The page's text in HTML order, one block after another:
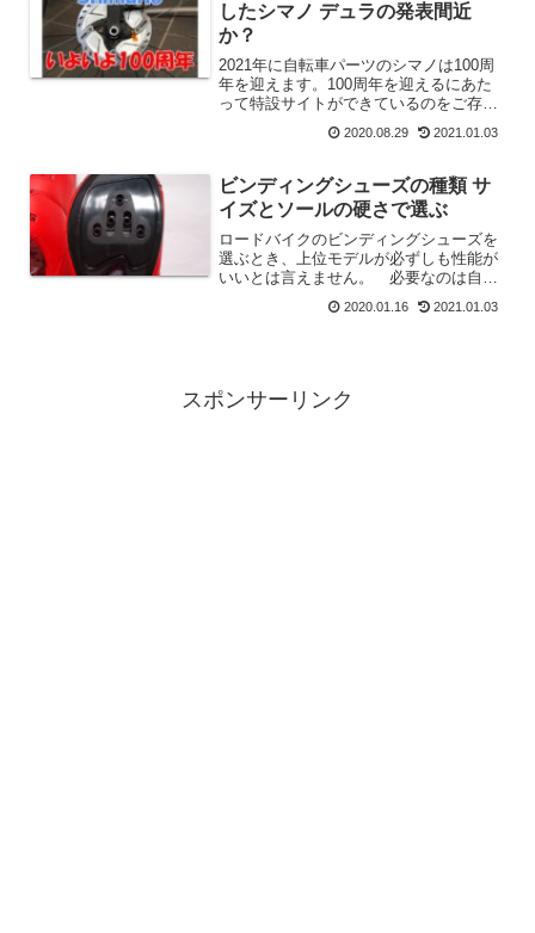
したシマノ デュラの発表間近
か？
2021年に自転車パーツのシマノは100周
年を迎えます。100周年を迎えるにあた
って特設サイトができているのをご存じ
ュラですが、まだその情報は掲載されて
特設サイトをご...
2020.08.29 2021.01.03
ビンディングシューズの種類 サ
イズとソールの硬さで選ぶ
ロードバイクのビンディングシューズを
選ぶとき、上位モデルが必ずしも性能が
いいとは言えません。 必要なのは自分
硬いものだと足裏がシビレたりしてつら
2020.01.16 2021.01.03
スポンサーリンク